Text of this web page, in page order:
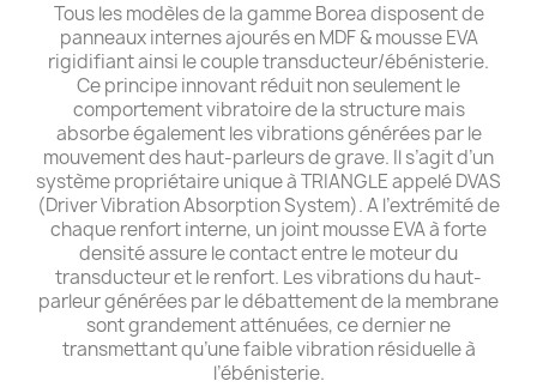
Tous les modèles de la gamme Borea disposent de
panneaux internes ajourés en MDF & mousse EVA
rigidifiant ainsi le couple transducteur/ébénisterie.
Ce principe innovant réduit non seulement le
comportement vibratoire de la structure mais
absorbe également les vibrations générées par le
mouvement des haut-parleurs de grave. Il s’agit d’un
système propriétaire unique à TRIANGLE appelé DVAS
(Driver Vibration Absorption System). A l’extrémité de
chaque renfort interne, un joint mousse EVA à forte
densité assure le contact entre le moteur du
transducteur et le renfort. Les vibrations du haut-
parleur générées par le débattement de la membrane
sont grandement atténuées, ce dernier ne
transmettant qu’une faible vibration résiduelle à
l’ébénisterie.